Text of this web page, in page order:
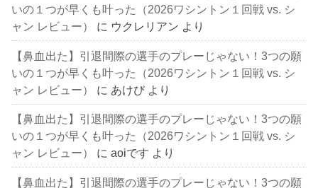
いの１つが早くも叶った（2026ワシントン１回戦 vs. シ
ャン レビュー）
に ウクレリアン より
【鼻血出た】引退間際の選手のプレーじゃない！3つの願
いの１つが早くも叶った（2026ワシントン１回戦 vs. シ
ャン レビュー）
に あけび より
【鼻血出た】引退間際の選手のプレーじゃない！3つの願
いの１つが早くも叶った（2026ワシントン１回戦 vs. シ
ャン レビュー）
にaoiです より
【鼻血出た】引退間際の選手のプレーじゃない！3つの願